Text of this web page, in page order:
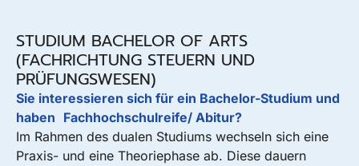
STUDIUM BACHELOR OF ARTS
(FACHRICHTUNG STEUERN UND
PRÜFUNGSWESEN)
Sie interessieren sich für ein Bachelor-Studium und
haben Fachhochschulreife/ Abitur?
Im Rahmen des dualen Studiums wechseln sich eine
Praxis- und eine Theoriephase ab. Diese dauern